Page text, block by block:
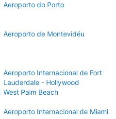
Aeroporto do Porto
Aeroporto de Montevidéu
Aeroporto Internacional de Fort
Lauderdale - Hollywood
West Palm Beach
Aeroporto Internacional de Miami